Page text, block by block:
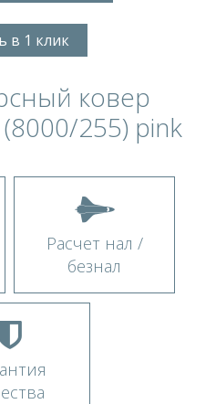
в 1 клик
ковер
255) pink
Расчет нал /
безнал